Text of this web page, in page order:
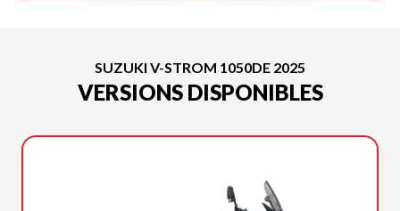
SUZUKI V-STROM 1050DE 2025
VERSIONS DISPONIBLES